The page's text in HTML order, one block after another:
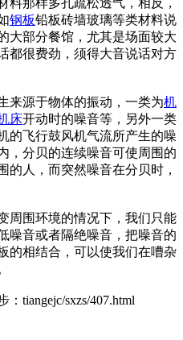
料那样多孔疏松透气，相反，
钢板铅板砖墙玻璃等类材料说
大部分餐馆，尤其是场面较大
都很费劲，须得大音说话对方
来源于物体的振动，一类为机
床开动时的噪音等，另外一类
的飞行鼓风机气流所产生的噪
，分贝的连续噪音可使周围的
的人，而突然噪音在分贝时，
周围环境的情况下，我们只能
噪音或者隔绝噪音，把噪音的
的相结合，可以使我们在嘈杂
tiangejc/sxzs/407.html